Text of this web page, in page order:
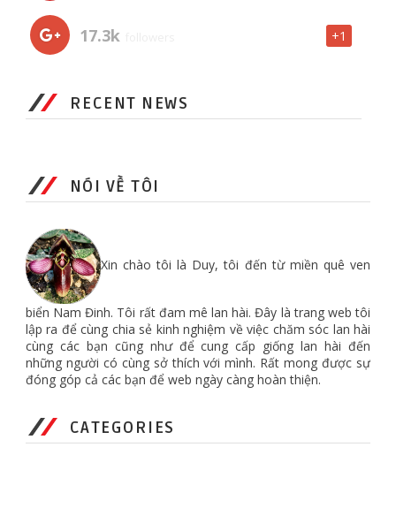
17.3k +1
RECENT NEWS
NÓI VỀ TÔI
Xin chào tôi là Duy, tôi đến từ miền quê ven
biển Nam Đinh. Tôi rất đam mê lan hài. Đây là trang web tôi
lập ra để cùng chia sẻ kinh nghiệm về việc chăm sóc lan hài
cùng các bạn cũng như để cung cấp giống lan hài đến
những người có cùng sở thích với mình. Rất mong được sự
đóng góp cả các bạn để web ngày càng hoàn thiện.
CATEGORIES